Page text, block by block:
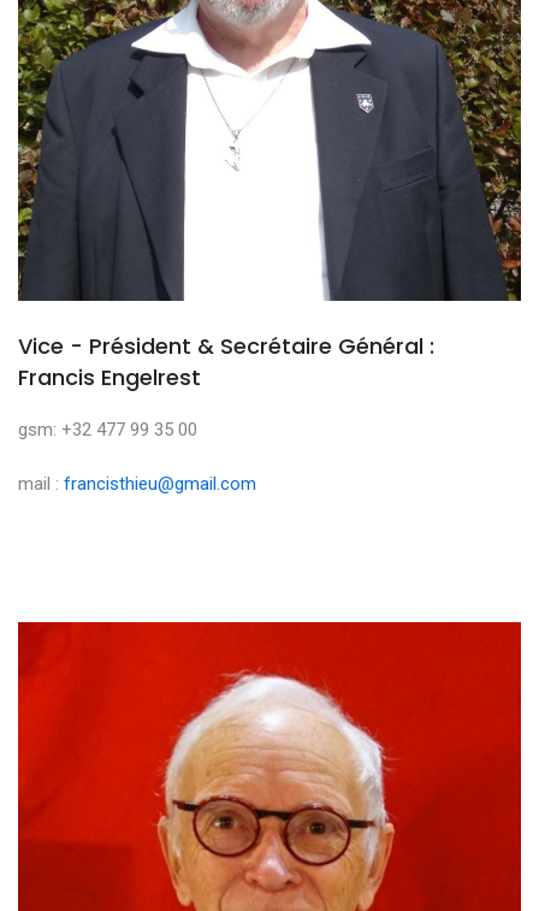
Vice - Président & Secrétaire Général :
Francis Engelrest
gsm: +32 477 99 35 00
mail : francisthieu@gmail.com